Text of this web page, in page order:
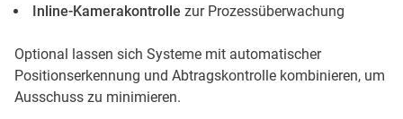
Inline-Kamerakontrolle zur Prozessüberwachung
Optional lassen sich Systeme mit automatischer
Positionserkennung und Abtragskontrolle kombinieren, um
Ausschuss zu minimieren.